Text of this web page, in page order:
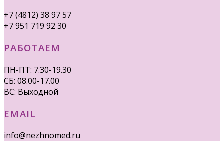
+7 (4812) 38 97 57
+7 951 719 92 30
РАБОТАЕМ
ПН-ПТ: 7.30-19.30
СБ: 08.00-17.00
ВС: Выходной
EMAIL
info@nezhnomed.ru